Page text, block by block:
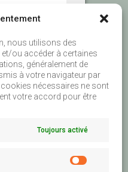
nous utilisons des
ou accéder à certaines
généralement de
à votre navigateur par
nécessaires ne sont
votre accord pour être
Toujours activé